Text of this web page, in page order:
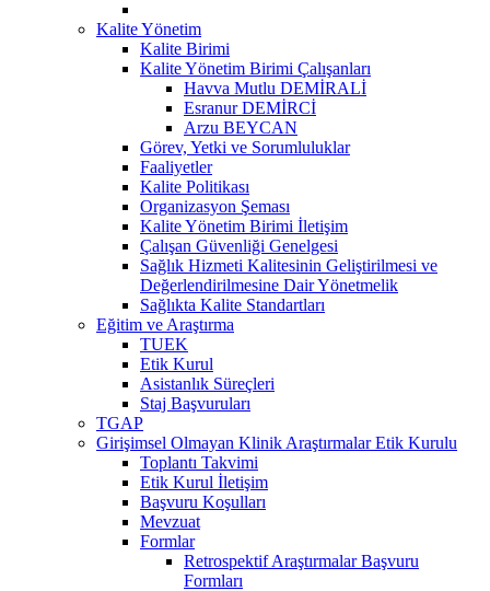
Kalite Yönetim
Kalite Birimi
Kalite Yönetim Birimi Çalışanları
Havva Mutlu DEMİRALİ
Esranur DEMİRCİ
Arzu BEYCAN
Görev, Yetki ve Sorumluluklar
Faaliyetler
Kalite Politikası
Organizasyon Şeması
Kalite Yönetim Birimi İletişim
Çalışan Güvenliği Genelgesi
Sağlık Hizmeti Kalitesinin Geliştirilmesi ve
Değerlendirilmesine Dair Yönetmelik
Sağlıkta Kalite Standartları
Eğitim ve Araştırma
TUEK
Etik Kurul
Asistanlık Süreçleri
Staj Başvuruları
TGAP
Girişimsel Olmayan Klinik Araştırmalar Etik Kurulu
Toplantı Takvimi
Etik Kurul İletişim
Başvuru Koşulları
Mevzuat
Formlar
Retrospektif Araştırmalar Başvuru
Formları